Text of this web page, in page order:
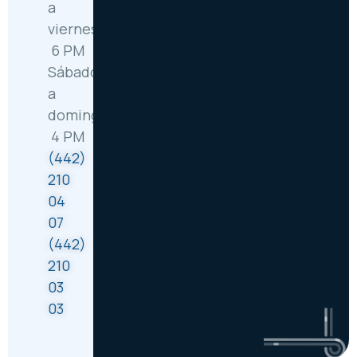
a
viernes: 6:30 AM –
6 PM
Sábado
a
domingo: 8 AM –
4 PM
(442)
210
04
07
(442)
210
03
03